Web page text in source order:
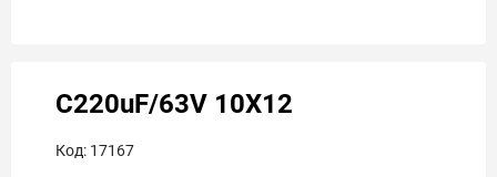
C220uF/63V 10X12
Код: 17167